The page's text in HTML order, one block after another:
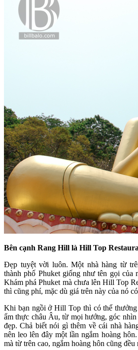
Bên cạnh Rang Hill là Hill Top
Đẹp tuyệt vời luôn. Một nhà hàng từ
thành phố Phuket giống như tên gọi của
Khám phá Phuket mà chưa lên Hill Top
thì cũng phí, mặc dù giá trên này của nó
Khi bạn ngồi ở Hill Top thì có thể
ẩm thực châu Âu, từ mọi hướng, góc nhìn
đẹp. Chả biết nói gì thêm về cái nhà
nên leo lên đây một lần ngắm hoàng
mà từ trên cao, ngắm hoàng hôn cũng đều